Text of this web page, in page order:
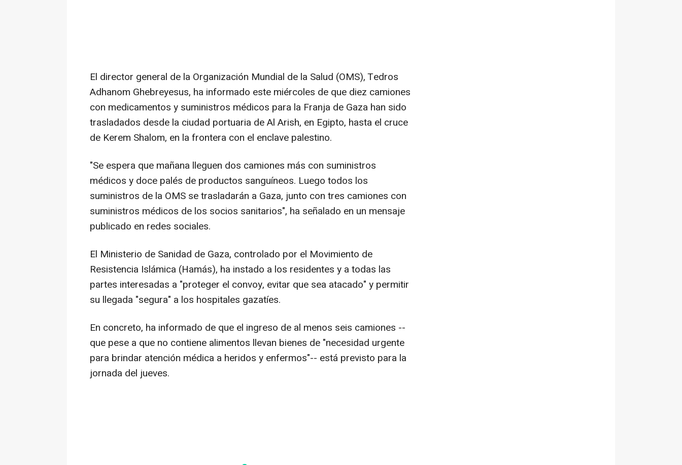
El director general de la Organización Mundial de la Salud (OMS), Tedros
Adhanom Ghebreyesus, ha informado este miércoles de que diez camiones
con medicamentos y suministros médicos para la Franja de Gaza han sido
trasladados desde la ciudad portuaria de Al Arish, en Egipto, hasta el cruce
de Kerem Shalom, en la frontera con el enclave palestino.
"Se espera que mañana lleguen dos camiones más con suministros
médicos y doce palés de productos sanguíneos. Luego todos los
suministros de la OMS se trasladarán a Gaza, junto con tres camiones con
suministros médicos de los socios sanitarios", ha señalado en un mensaje
publicado en redes sociales.
El Ministerio de Sanidad de Gaza, controlado por el Movimiento de
Resistencia Islámica (Hamás), ha instado a los residentes y a todas las
partes interesadas a "proteger el convoy, evitar que sea atacado" y permitir
su llegada "segura" a los hospitales gazatíes.
En concreto, ha informado de que el ingreso de al menos seis camiones --
que pese a que no contiene alimentos llevan bienes de "necesidad urgente
para brindar atención médica a heridos y enfermos"-- está previsto para la
jornada del jueves.